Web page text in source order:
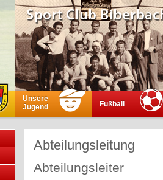
Unsere
Jugend
Fußball
Abteilungsleitung
Abteilungsleiter